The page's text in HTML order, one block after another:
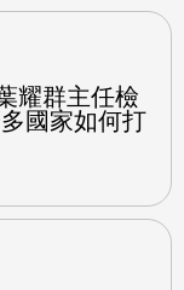
耀群主任檢
國家如何打